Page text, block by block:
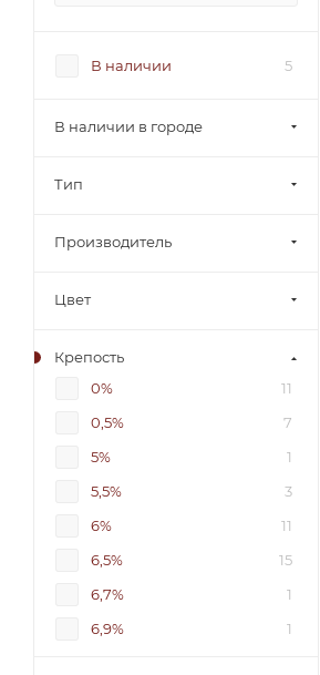
В наличии 5
В наличии в городе
Тип
Производитель
Цвет
Крепость
0%
11
0,5%
7
5%
1
5,5%
3
6%
11
6,5%
15
6,7%
1
6,9%
1